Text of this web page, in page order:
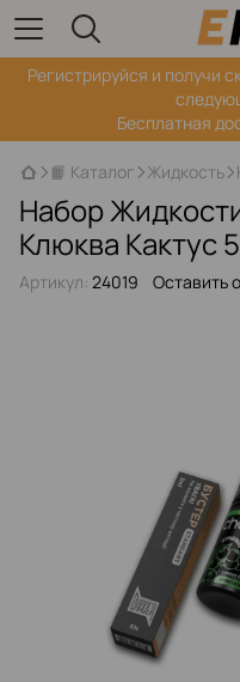
Регистрируйся‌ и получи
Бесплатная
📙 Каталог Жидкость
Набор
Клюква Кактус
Артикул: 24019 Оставить